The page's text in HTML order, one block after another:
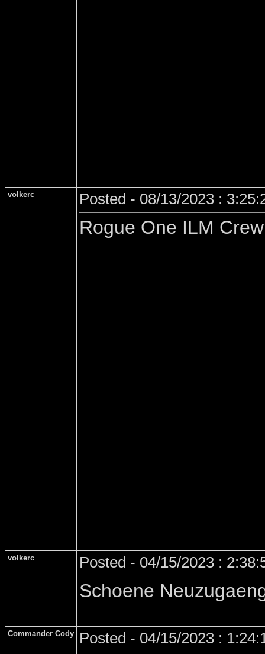
volkerc Posted - 08/13/2023 :
Rogue One ILM
volkerc Posted - 04/15/2023 :
Schoene
Commander Cody Posted - 04/15/2023 :